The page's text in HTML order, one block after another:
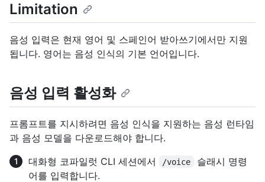
Limitation
음성 입력은 현재 영어 및 스페인어 받아쓰기에서만 지원
됩니다. 영어는 음성 인식의 기본 언어입니다.
음성 입력 활성화
프롬프트를 지시하려면 음성 인식을 지원하는 음성 런타임
과 음성 모델을 다운로드해야 합니다.
대화형 코파일럿 CLI 세션에서
/voice
슬래시 명령
어를 입력합니다.